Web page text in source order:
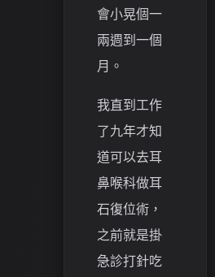
會小晃個一
兩週到一個
月。
我直到工作
了九年才知
道可以去耳
鼻喉科做耳
石復位術，
之前就是掛
急診打針吃